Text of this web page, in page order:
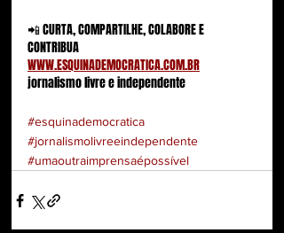
📲 CURTA, COMPARTILHE, COLABORE E
CONTRIBUA
WWW.ESQUINADEMOCRATICA.COM.BR
jornalismo livre e independente
#esquinademocratica
#jornalismolivreeindependente
#umaoutraimprensaépossível